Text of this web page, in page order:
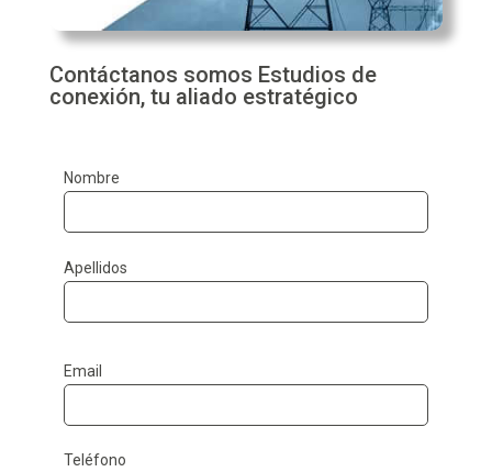
Contáctanos somos Estudios de
conexión, tu aliado estratégico
Nombre
Apellidos
Email
Teléfono